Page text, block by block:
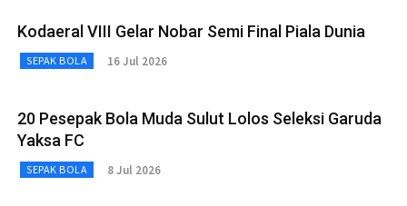
Kodaeral VIII Gelar Nobar Semi Final Piala Dunia
SEPAK BOLA 16 Jul 2026
20 Pesepak Bola Muda Sulut Lolos Seleksi Garuda
Yaksa FC
SEPAK BOLA 8 Jul 2026